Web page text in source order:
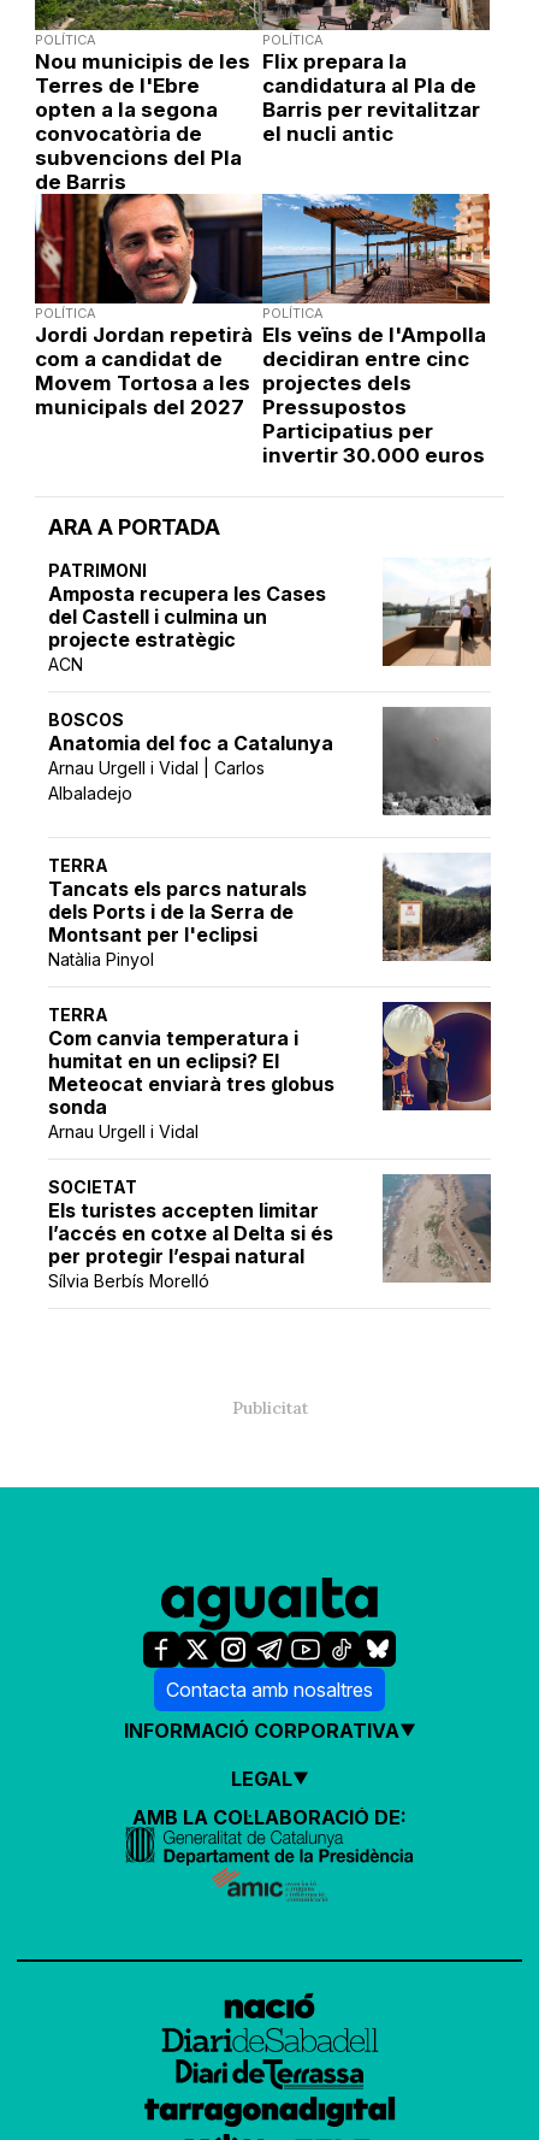
ARA A PORTADA
PATRIMONI
Amposta recupera les Cases
del Castell i culmina un
projecte estratègic
ACN
BOSCOS
Anatomia del foc a Catalunya
Arnau Urgell i Vidal | Carlos
Albaladejo
TERRA
Tancats els parcs naturals
dels Ports i de la Serra de
Montsant per l'eclipsi
Natàlia Pinyol
TERRA
Com canvia temperatura i
humitat en un eclipsi? El
Meteocat enviarà tres globus
sonda
Arnau Urgell i Vidal
SOCIETAT
Els turistes accepten limitar
l’accés en cotxe al Delta si és
per protegir l’espai natural
Sílvia Berbís Morelló
POLÍTICA
Nou municipis de les
Terres de l'Ebre
opten a la segona
convocatòria de
subvencions del Pla
de Barris
POLÍTICA
Flix prepara la
candidatura al Pla de
Barris per revitalitzar
el nucli antic
POLÍTICA
Jordi Jordan repetirà
com a candidat de
Movem Tortosa a les
municipals del 2027
POLÍTICA
Els veïns de l'Ampolla
decidiran entre cinc
projectes dels
Pressupostos
Participatius per
invertir 30.000 euros
Contacta amb nosaltres
INFORMACIÓ CORPORATIVA
LEGAL
AMB LA COL·LABORACIÓ DE: